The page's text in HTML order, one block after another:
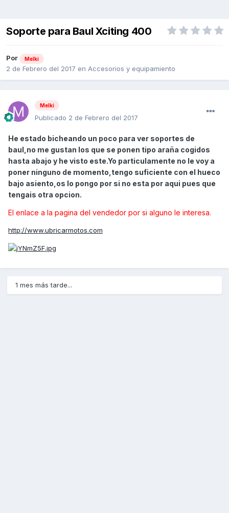
Soporte para Baul Xciting 400
Por Melki
2 de Febrero del 2017 en Accesorios y equipamiento
Melki
Publicado 2 de Febrero del 2017
He estado bicheando un poco para ver soportes de
baul,no me gustan los que se ponen tipo araña cogidos
hasta abajo y he visto este.Yo particulamente no le voy a
poner ninguno de momento,tengo suficiente con el hueco
bajo asiento,os lo pongo por si no esta por aqui pues que
tengais otra opcion.
El enlace a la pagina del vendedor por si alguno le interesa.
http://www.ubricarmotos.com
1 mes más tarde...